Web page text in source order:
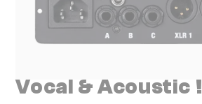
Vocal & Acoustic !